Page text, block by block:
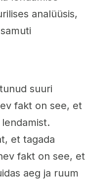
analüüsis,
suuri
fakt on see, et
et tagada
fakt on see, et
aeg ja ruum